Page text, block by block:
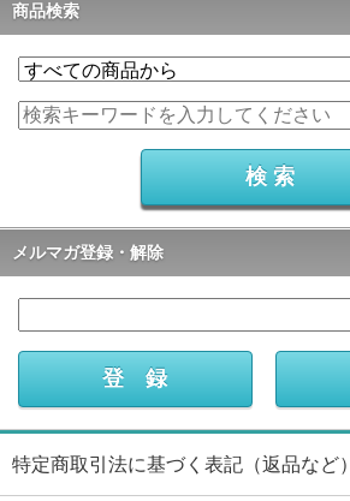
商品検索
メルマガ登録・解除
特定商取引法に基づく表記（返品など）